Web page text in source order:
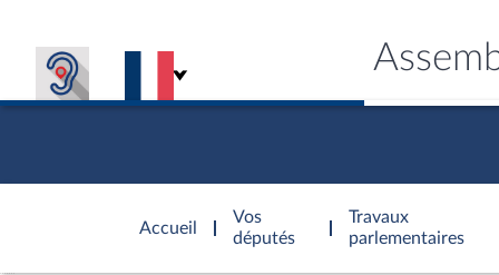
Accueil
d'accueil
Vos
députés
Travaux
parlementaires